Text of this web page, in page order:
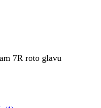
7R roto glavu